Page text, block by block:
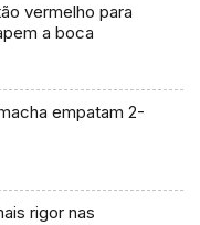
vermelho para
a boca
empatam 2-
rigor nas